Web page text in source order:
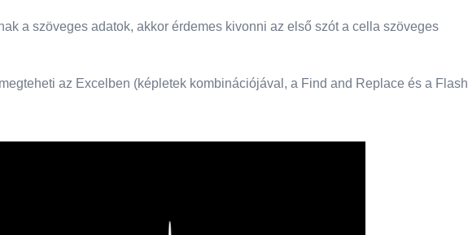
a szöveges adatok, akkor érdemes kivonni az első szót a cella szöveges
az Excelben (képletek kombinációjával, a Find and Replace és a Flash